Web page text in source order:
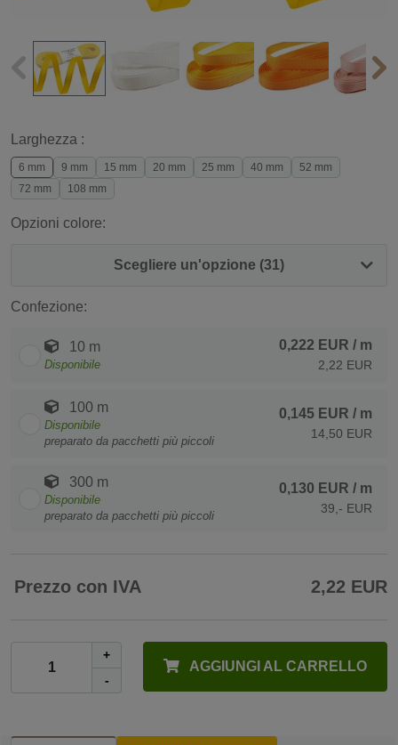
Larghezza :
6 mm 9 mm 15 mm 20 mm 25 mm 40 mm
52 mm
72 mm
108 mm
Opzioni colore:
Scegliere un'opzione (31)
Confezione:
10 m
Disponibile
0,222 EUR / m
2,22 EUR
100 m
Disponibile
preparato da pacchetti più piccoli
0,145 EUR / m
14,50 EUR
300 m
Disponibile
preparato da pacchetti più piccoli
0,130 EUR / m
39,- EUR
Prezzo con IVA 2,22 EUR
+
-
AGGIUNGI AL CARRELLO